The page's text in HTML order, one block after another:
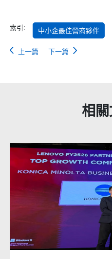
索引: 中小企最佳營商夥伴
上一篇 下一篇
相